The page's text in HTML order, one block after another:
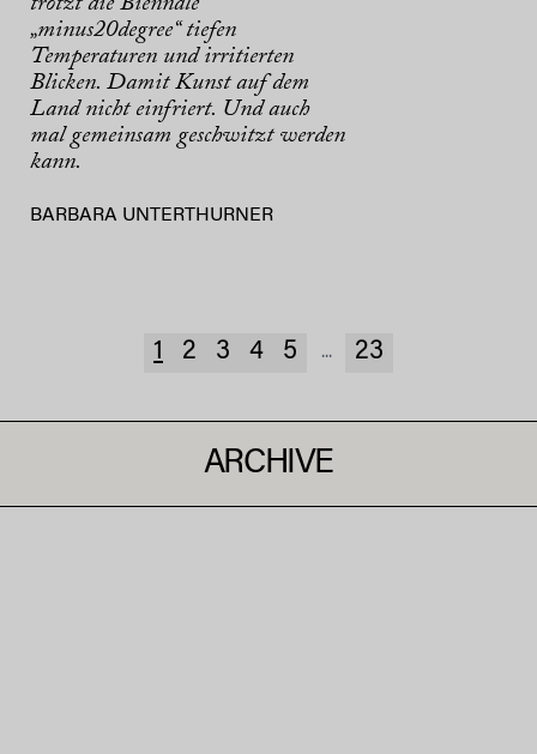
„minus20degree“ tiefen
Temperaturen und irritierten
Blicken. Damit Kunst auf dem
Land nicht einfriert. Und auch
mal gemeinsam geschwitzt werden
kann.
BARBARA UNTERTHURNER
1 2 3 4 5 ... 23
ARCHIVE